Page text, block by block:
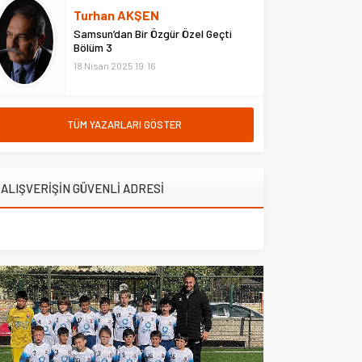
Adliyesi’nde çıkan yangına
müdahale eden Çarşı ve
Mahalle...
Turhan AKŞEN
Samsun’dan Bir Özgür Özel Geçti
Bölüm 3
18 Nisan 2025 19:16
TÜM YAZARLARI GÖSTER
ALIŞVERİŞİN GÜVENLİ ADRESİ